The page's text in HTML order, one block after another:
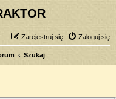
Zaloguj się
Zarejestruj się
Szukaj